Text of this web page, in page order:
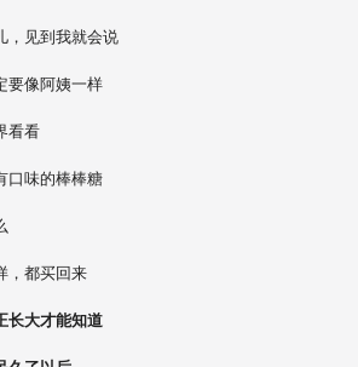
，见到我就会说
要像阿姨一样
看看
口味的棒棒糖
，都买回来
长大才能知道